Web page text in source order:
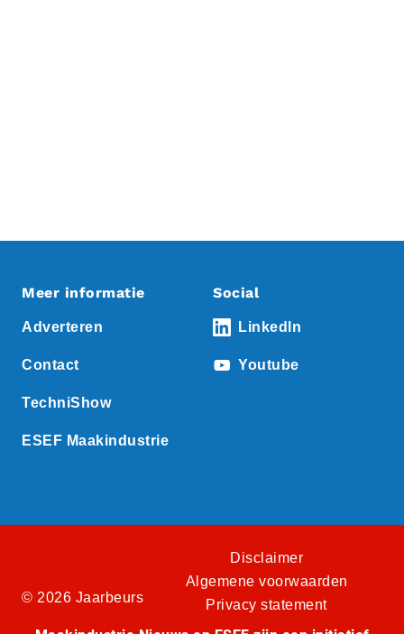
Meer informatie
Adverteren
Contact
TechniShow
ESEF Maakindustrie
Social
LinkedIn
Youtube
© 2026 Jaarbeurs
Disclaimer
Algemene voorwaarden
Privacy statement